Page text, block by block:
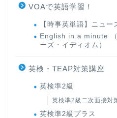
VOAで英語学習！
【時事英単語】ニュー
English in a minute
ーズ・イディオム）
英検・TEAP対策講座
英検準2級
英検準2級二次面接対
英検準2級プラス